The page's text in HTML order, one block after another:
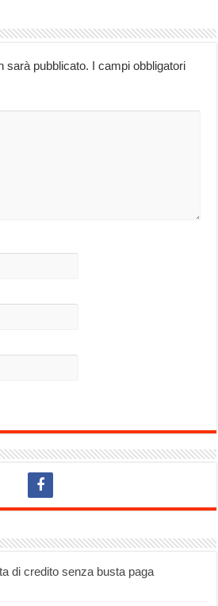
sarà pubblicato. I campi obbligatori
di credito senza busta paga